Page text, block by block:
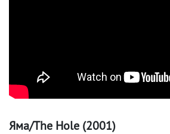
Яма/The Hole (2001)